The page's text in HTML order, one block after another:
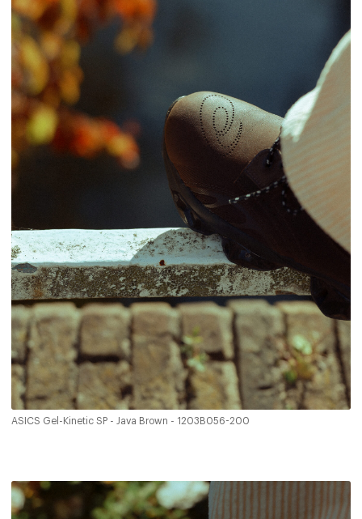
ASICS Gel-Kinetic SP - Java Brown - 1203B056-200